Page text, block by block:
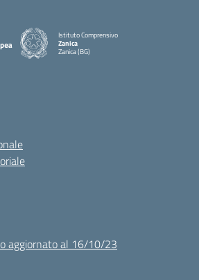
Istituto Comprensivo
Zanica
Zanica (BG)
aggiornato al 16/10/23